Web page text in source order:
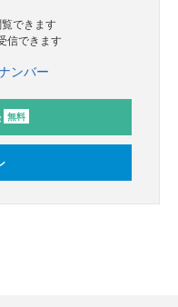
できます
信できます
ンバー
無料